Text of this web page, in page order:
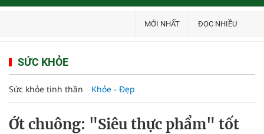
MỚI NHẤT ĐỌC NHIỀU
SỨC KHỎE
Sức khỏe tinh thần Khỏe - Đẹp
Ớt chuông: "Siêu thực phẩm" tốt